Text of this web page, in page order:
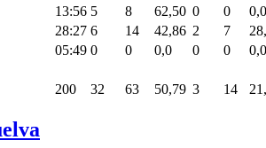
13:56 5 8 62,50 0 0
0,0
28:27 6 14 42,86 2 7
05:49 0 0 0,0 0 0
0,0
200 32 63 50,79 3 14